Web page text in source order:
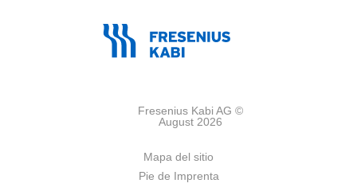
Fresenius Kabi AG ©
August 2026
Mapa del sitio
Pie de Imprenta